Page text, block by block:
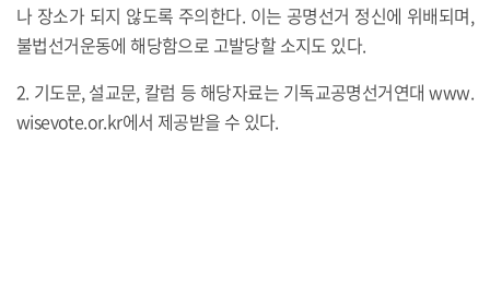
나 장소가 되지 않도록 주의한다. 이는 공명선거 정신에 위배되며,
불법선거운동에 해당함으로 고발당할 소지도 있다.
2. 기도문, 설교문, 칼럼 등 해당자료는 기독교공명선거연대 www.
wisevote.or.kr에서 제공받을 수 있다.